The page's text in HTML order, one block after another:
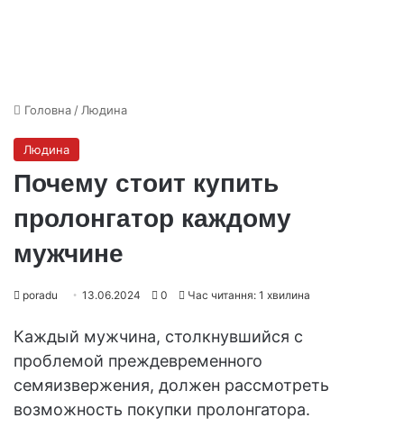
Головна / Людина
Людина
Почему стоит купить
пролонгатор каждому
мужчине
poradu 13.06.2024 0 Час читання: 1 хвилина
Каждый мужчина, столкнувшийся с
проблемой преждевременного
семяизвержения, должен рассмотреть
возможность покупки пролонгатора.